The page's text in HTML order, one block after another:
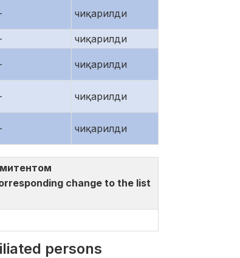
чиқарилди
чиқарилди
чиқарилди
чиқарилди
чиқарилди
change to the list
persons